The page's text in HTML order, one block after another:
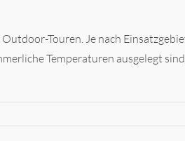
Touren. Je nach
Temperaturen ausgelegt